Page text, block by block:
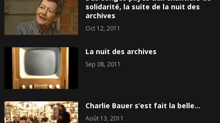
solidarité, la suite de la nuit des
archives
Oct 12, 2011
La nuit des archives
Sep 08, 2011
Charlie Bauer s’est fait la belle…
Août 13, 2011